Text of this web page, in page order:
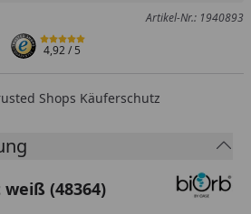
Artikel-Nr.: 1940893
4,92/ 5
Shops Käuferschutz
(48364)